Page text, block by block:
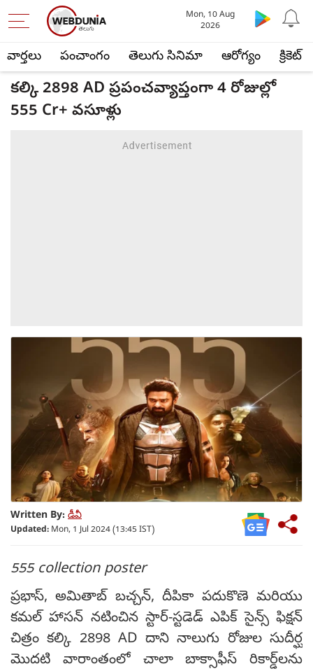
వార్తలు పంచాంగం తెలుగు సినిమా ఆరోగ్యం క్రికెట్
Mon, 10 Aug
2026
కల్కి 2898 AD ప్రపంచవ్యాప్తంగా 4 రోజుల్లో
555 Cr+ వసూళ్లు
Written By: డీవీ
Updated: Mon, 1 Jul 2024 (13:45 IST)
555 collection poster
ప్రభాస్, అమితాబ్ బచ్చన్, దీపికా పదుకొణె మరియు
కమల్ హాసన్ నటించిన స్టార్-స్టడెడ్ ఎపిక్ సైన్స్ ఫిక్షన్
చిత్రం కల్కి 2898 AD దాని నాలుగు రోజుల సుదీర్ఘ
మొదటి వారాంతంలో చాలా బాక్సాఫీస్ రికార్డ్‌లను